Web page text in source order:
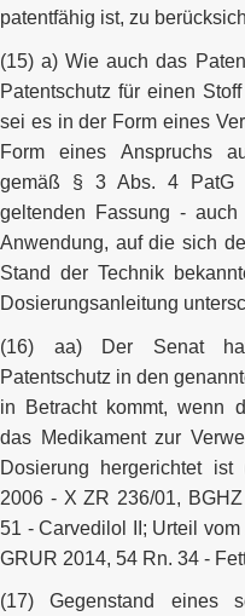
patentfähig ist, zu
(15) a) Wie auch das
Patentschutz für einen
sei es in der Form eines
Form eines Anspruchs
gemäß § 3 Abs. 4 PatG
geltenden Fassung -
Anwendung, auf die sich
Stand der Technik
Dosierungsanleitung
(16) aa) Der Senat
Patentschutz in den
in Betracht kommt, wenn
das Medikament zur
Dosierung hergerichtet
2006 - X ZR 236/01,
51 - Carvedilol II; Urteil
GRUR 2014, 54 Rn. 34 -
(17) Gegenstand eines